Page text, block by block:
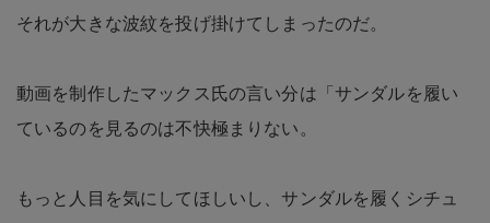
それが大きな波紋を投げ掛けてしまったのだ。
動画を制作したマックス氏の言い分は「サンダルを履い
ているのを見るのは不快極まりない。
もっと人目を気にしてほしいし、サンダルを履くシチュ